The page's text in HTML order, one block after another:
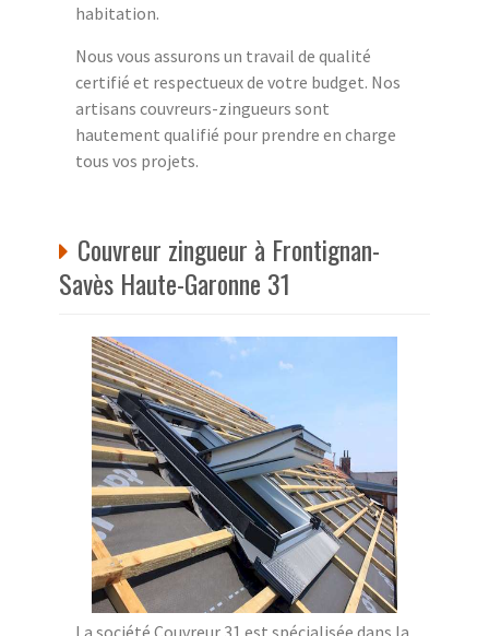
habitation.
Nous vous assurons un travail de qualité
certifié et respectueux de votre budget. Nos
artisans couvreurs-zingueurs sont
hautement qualifié pour prendre en charge
tous vos projets.
Couvreur zingueur à Frontignan-
Savès Haute-Garonne 31